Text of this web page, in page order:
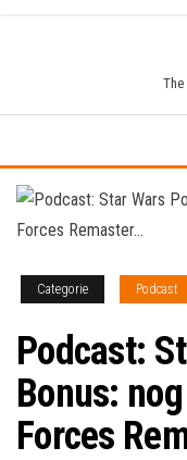
inhoud
Categorie Podcast
Podcast:
Bonus:
Forces